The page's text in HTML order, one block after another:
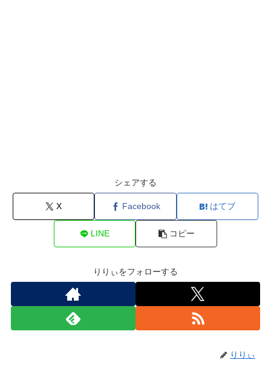
シェアする
X Facebook はてブ
LINE コピー
りりぃをフォローする
りりぃ